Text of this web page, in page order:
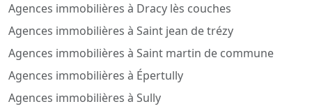
Agences immobilières à Dracy lès couches
Agences immobilières à Saint jean de trézy
Agences immobilières à Saint martin de commune
Agences immobilières à Épertully
Agences immobilières à Sully